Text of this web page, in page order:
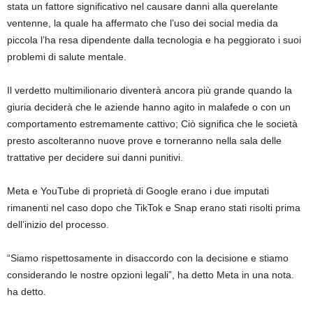
stata un fattore significativo nel causare danni alla querelante
ventenne, la quale ha affermato che l’uso dei social media da
piccola l’ha resa dipendente dalla tecnologia e ha peggiorato i suoi
problemi di salute mentale.
Il verdetto multimilionario diventerà ancora più grande quando la
giuria deciderà che le aziende hanno agito in malafede o con un
comportamento estremamente cattivo; Ciò significa che le società
presto ascolteranno nuove prove e torneranno nella sala delle
trattative per decidere sui danni punitivi.
Meta e YouTube di proprietà di Google erano i due imputati
rimanenti nel caso dopo che TikTok e Snap erano stati risolti prima
dell’inizio del processo.
“Siamo rispettosamente in disaccordo con la decisione e stiamo
considerando le nostre opzioni legali”, ha detto Meta in una nota.
ha detto.